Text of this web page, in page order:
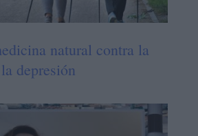
natural contra la
depresión